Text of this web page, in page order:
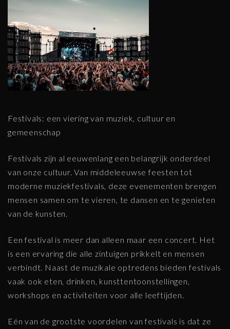
Festivals: een viering van muziek, cultuur en
gemeenschap
Festivals zijn al eeuwenlang een belangrijk onderdeel
van onze cultuur. Van middeleeuwse feesten tot
moderne muziekfestivals, deze evenementen brengen
mensen samen om te vieren, te dansen en te genieten
van de kunsten.
Een festival is meer dan alleen maar een concert. Het
is een ervaring die alle zintuigen prikkelt en mensen
verbindt. Naast de muzikale optredens bieden festivals
vaak ook eten, drinken, kunsttentoonstellingen,
workshops en activiteiten voor alle leeftijden.
Eén van de grootste voordelen van festivals is dat ze